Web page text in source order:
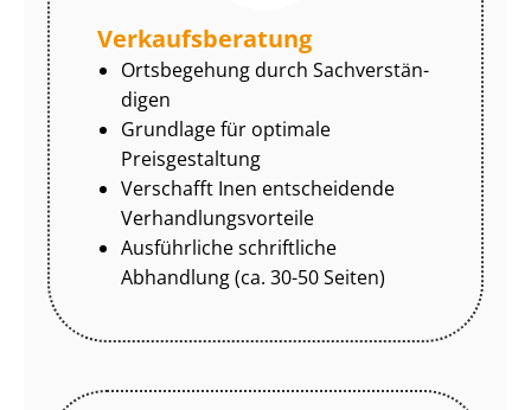
Ver­kaufs­be­ra­tung
Ortsbegehung durch Sach­ver­stän­
di­gen
Grundlage für optimale
Preisgestaltung
Verschafft Inen entscheidende
Ver­hand­lungs­vor­tei­le
Ausführliche schriftliche
Abhandlung (ca. 30-50 Seiten)